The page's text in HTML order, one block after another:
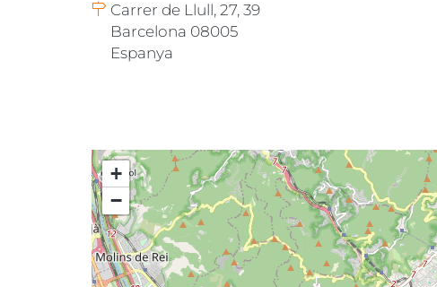
Carrer de Llull, 27, 39
Barcelona 08005
Espanya
+
−